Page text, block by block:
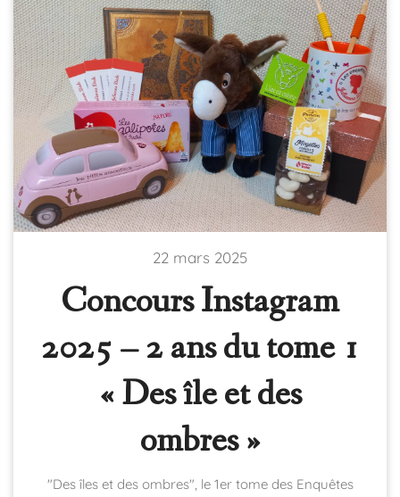
22 mars 2025
Concours Instagram
2025 – 2 ans du tome 1
« Des île et des
ombres »
"Des îles et des ombres", le 1er tome des Enquêtes